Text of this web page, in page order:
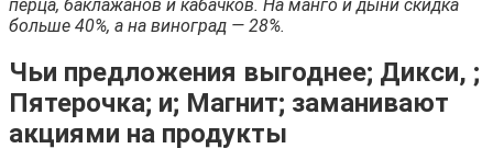
перца, баклажанов и кабачков. На манго и дыни скидка
больше 40%, а на виноград — 28%.
Чьи предложения выгоднее; Дикси, ;
Пятерочка; и; Магнит; заманивают
акциями на продукты